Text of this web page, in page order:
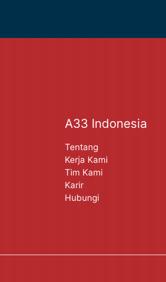
A33 Indonesia
Tentang
Kerja Kami
Tim Kami
Karir
Hubungi